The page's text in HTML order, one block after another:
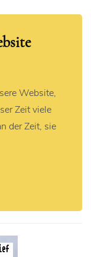
Website,
Zeit viele
der Zeit, sie